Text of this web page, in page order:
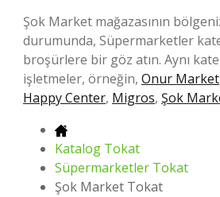
Şok Market mağazasının
durumunda, Süpermarketler
broşürlere bir göz atın. Aynı
işletmeler, örneğin, Onur Market
Happy Center, Migros, Şok
Katalog Tokat
Süpermarketler Tokat
Şok Market Tokat